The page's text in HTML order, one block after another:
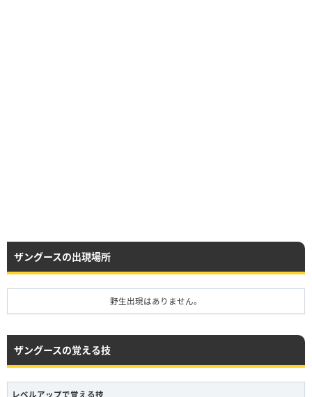
ザングースの出現場所
野生出現はありません。
ザングースの覚える技
レベルアップで覚える技